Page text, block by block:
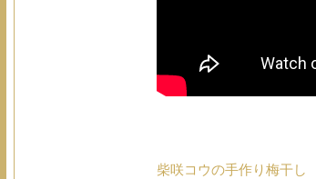
柴咲コウの手作り梅干し